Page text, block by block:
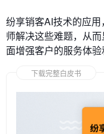
纷享销客AI技术的应
师解决这些难题，从
面增强客户的服务体验
下载完整白皮书